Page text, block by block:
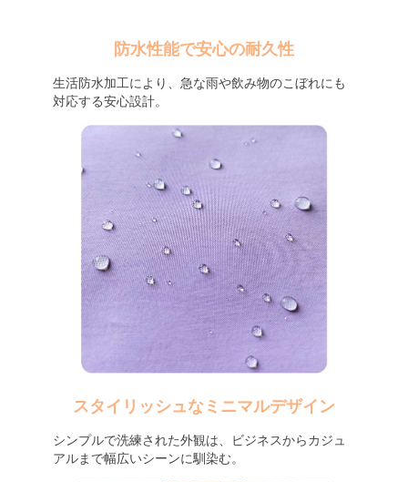
防水性能で安心の耐久性
生活防水加工により、急な雨や飲み物のこぼれにも
対応する安心設計。
スタイリッシュなミニマルデザイン
シンプルで洗練された外観は、ビジネスからカジュ
アルまで幅広いシーンに馴染む。